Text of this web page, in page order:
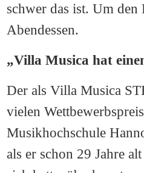
schwer das ist. Um
Abendessen.
„Villa Musica hat
Der als Villa Musica
vielen
Musikhochschule
als er schon 29 Jahre